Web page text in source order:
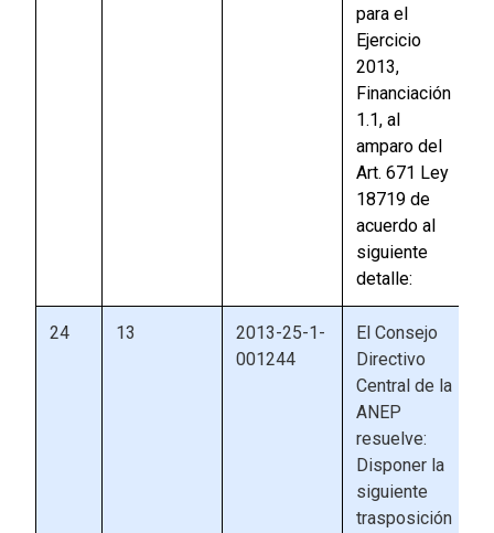
para el
Ejercicio
2013,
Financiación
1.1, al
amparo del
Art. 671 Ley
18719 de
acuerdo al
siguiente
detalle:
24 13
2013-25-1-
001244
El Consejo
Directivo
Central de la
ANEP
resuelve:
Disponer la
siguiente
trasposición